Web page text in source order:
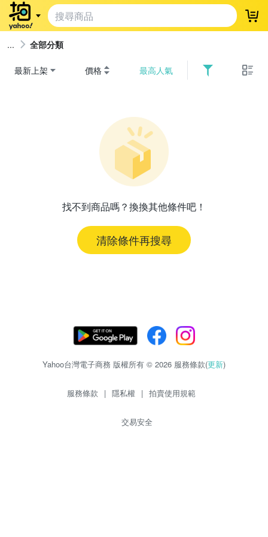
登
全部分類
最新上架 價格 最高人氣
找不到商品嗎？換換其他條件吧！
清除條件再搜尋
Yahoo台灣電子商務 版權所有 © 2026 服務條款(更新)
服務條款 | 隱私權 | 拍賣使用規範
交易安全